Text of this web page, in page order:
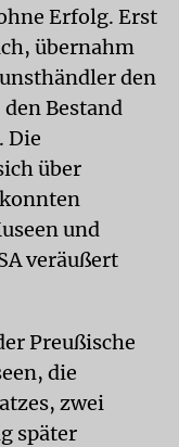
Erfolg. Erst
übernahm
den
Bestand
Die
über
und
veräußert
Preußische
die
zwei
später